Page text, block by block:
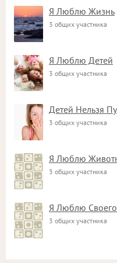
Я Люблю Жизнь
3 общих участника
Я Люблю Детей
3 общих участника
Детей Нельзя
3 общих участника
Я Люблю
3 общих участника
Я Люблю
3 общих участника